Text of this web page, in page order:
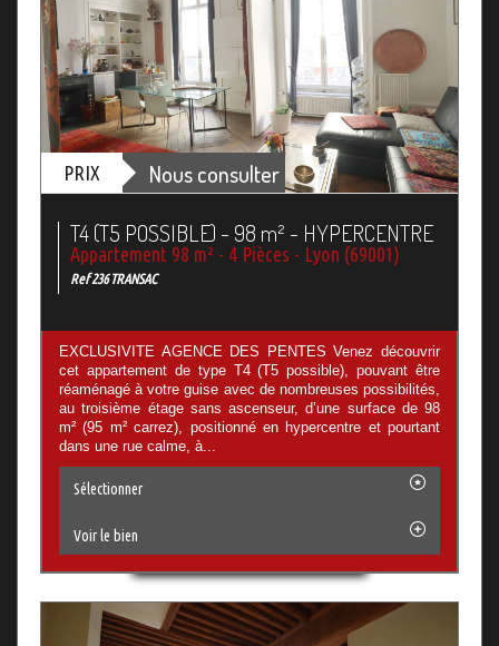
PRIX Nous consulter
T4 (T5 POSSIBLE) - 98 m² - HYPERCENTRE
Appartement 98 m² - 4 Pièces - Lyon (69001)
Ref 236 TRANSAC
EXCLUSIVITE AGENCE DES PENTES Venez découvrir
cet appartement de type T4 (T5 possible), pouvant être
réaménagé à votre guise avec de nombreuses possibilités,
au troisième étage sans ascenseur, d’une surface de 98
m² (95 m² carrez), positionné en hypercentre et pourtant
dans une rue calme, à...
Sélectionner
Voir le bien